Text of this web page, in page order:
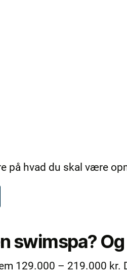
på hvad du skal være
swimspa?
129.000 – 219.000